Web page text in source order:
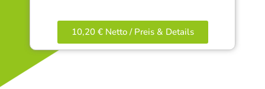
10,20 € Netto / Preis & Details